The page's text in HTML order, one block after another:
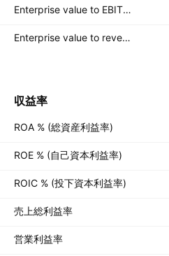
Enterprise value to EBIT forward
Enterprise value to revenue forward
収益率
ROA % (総資産利益率)
ROE % (自己資本利益率)
ROIC % (投下資本利益率)
売上総利益率
営業利益率